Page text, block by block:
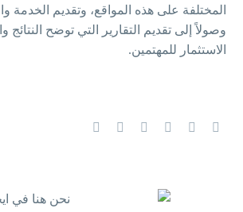
المختلفة على هذه المواقع، وتقديم الخدمة
وصولاً إلى تقديم التقارير التي توضح النتائج
الاستثمار للمهتمين.